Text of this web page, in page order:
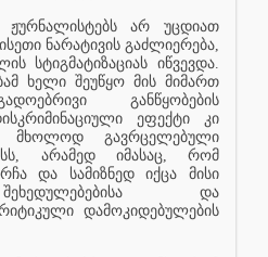
ჟურნალისტებს არ უცდიათ
ნარატივის გაძლიერება,
სტიგმატიზაციას იწვევდა.
ხელი შეუწყო მის მიმართ
განწყობების
ეფექტი კი
მხოლოდ გავრცელებული
არამედ იმასაც, რომ
და სამიზნედ იქცა მისი
და
დამოკიდებულების